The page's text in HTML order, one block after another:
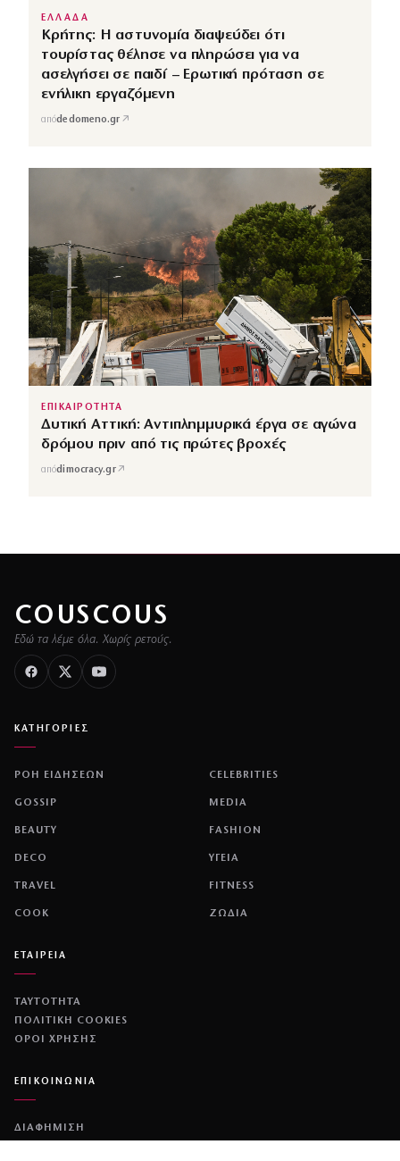
ΕΛΛΑΔΑ
Κρήτης: Η αστυνομία διαψεύδει ότι
τουρίστας θέλησε να πληρώσει για να
ασελγήσει σε παιδί – Ερωτική πρόταση σε
ενήλικη εργαζόμενη
απόdedomeno.gr ↗
ΕΠΙΚΑΙΡΟΤΗΤΑ
Δυτική Αττική: Αντιπλημμυρικά έργα σε αγώνα
δρόμου πριν από τις πρώτες βροχές
απόdimocracy.gr↗
COUSCOUS
Εδώ τα λέμε όλα. Χωρίς ρετούς.
ΚΑΤΗΓΟΡΙΕΣ
ΡΟΗ ΕΙΔΗΣΕΩΝ CELEBRITIES
GOSSIP MEDIA
BEAUTY FASHION
DECO ΥΓΕΙΑ
TRAVEL FITNESS
COOK ΖΩΔΙΑ
ΕΤΑΙΡΕΙΑ
ΤΑΥΤΟΤΗΤΑ
ΠΟΛΙΤΙΚΉ COOKIES
ΌΡΟΙ ΧΡΉΣΗΣ
ΕΠΙΚΟΙΝΩΝΙΑ
ΔΙΑΦΗΜΙΣΗ